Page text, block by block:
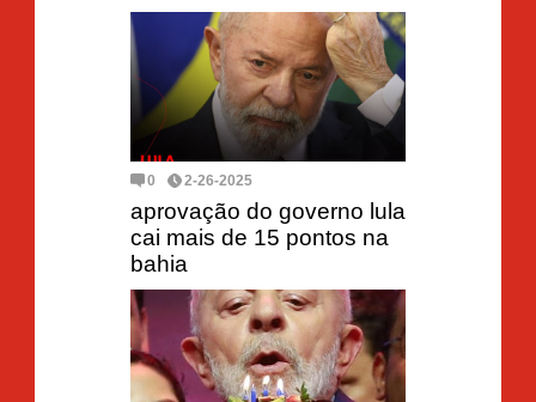
0 2-26-2025
aprovação do governo lula
cai mais de 15 pontos na
bahia